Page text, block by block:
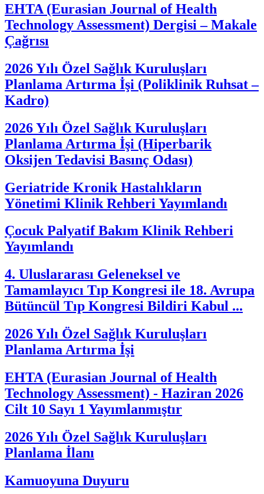
EHTA (Eurasian Journal of Health
Technology Assessment) Dergisi – Makale
Çağrısı
2026 Yılı Özel Sağlık Kuruluşları
Planlama Artırma İşi (Poliklinik Ruhsat –
Kadro)
2026 Yılı Özel Sağlık Kuruluşları
Planlama Artırma İşi (Hiperbarik
Oksijen Tedavisi Basınç Odası)
Geriatride Kronik Hastalıkların
Yönetimi Klinik Rehberi Yayımlandı
Çocuk Palyatif Bakım Klinik Rehberi
Yayımlandı
4. Uluslararası Geleneksel ve
Tamamlayıcı Tıp Kongresi ile 18. Avrupa
Bütüncül Tıp Kongresi Bildiri Kabul ...
2026 Yılı Özel Sağlık Kuruluşları
Planlama Artırma İşi
EHTA (Eurasian Journal of Health
Technology Assessment) - Haziran 2026
Cilt 10 Sayı 1 Yayımlanmıştır
2026 Yılı Özel Sağlık Kuruluşları
Planlama İlanı
Kamuoyuna Duyuru